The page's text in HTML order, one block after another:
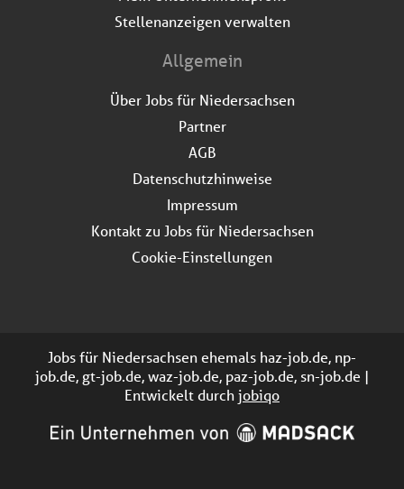
Stellenanzeigen verwalten
Allgemein
Über Jobs für Niedersachsen
Partner
AGB
Datenschutzhinweise
Impressum
Kontakt zu Jobs für Niedersachsen
Cookie-Einstellungen
Jobs für Niedersachsen ehemals haz-job.de, np-
job.de, gt-job.de, waz-job.de, paz-job.de, sn-job.de |
Entwickelt durchjobiqo